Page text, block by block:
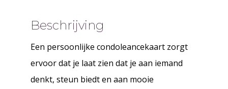
Beschrijving
Een persoonlijke condoleancekaart zorgt
ervoor dat je laat zien dat je aan iemand
denkt, steun biedt en aan mooie